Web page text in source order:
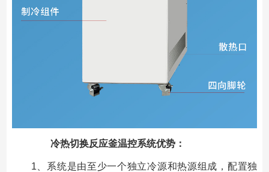
冷热切换反应釜温控系统优势：
1、系统是由至少一个独立冷源和热源组成，配置独